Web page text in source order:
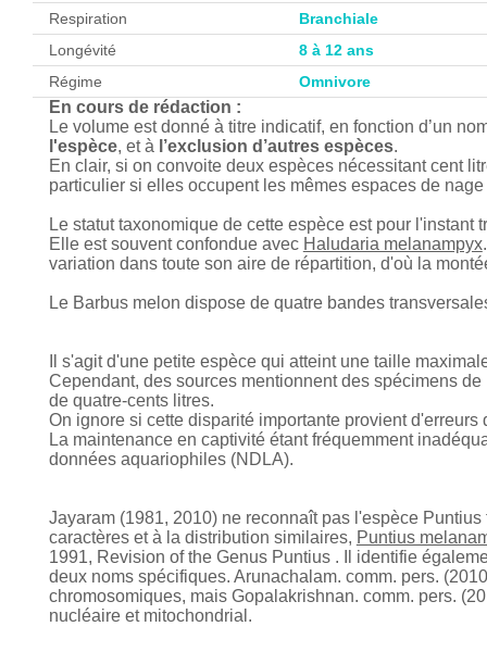
Respiration
Branchiale
Longévité
8 à 12 ans
Régime
Omnivore
En cours de rédaction :
Le volume est donné à titre indicatif, en fonction d’un
l'espèce, et à l’exclusion d’autres espèces.
En clair, si on convoite deux espèces nécessitant cent
particulier si elles occupent les mêmes espaces de nage
Le statut taxonomique de cette espèce est pour l'instant
Elle est souvent confondue avec Haludaria melanampyx
variation dans toute son aire de répartition, d'où la
Le Barbus melon dispose de quatre bandes
Il s'agit d'une petite espèce qui atteint une taille
Cependant, des sources mentionnent des spécimens
de quatre-cents litres.
On ignore si cette disparité importante provient
La maintenance en captivité étant fréquemment
données aquariophiles (NDLA).
Jayaram (1981, 2010) ne reconnaît pas l'espèce
caractères et à la distribution similaires, Puntius
1991, Revision of the Genus Puntius . Il identifie
deux noms spécifiques. Arunachalam. comm. pers.
chromosomiques, mais Gopalakrishnan. comm. pers.
nucléaire et mitochondrial.